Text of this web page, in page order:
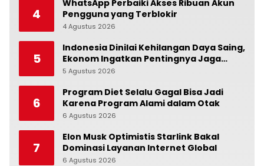
4
WhatsApp Perbaiki Akses Ribuan Akun
Pengguna yang Terblokir
4 Agustus 2026
5
Indonesia Dinilai Kehilangan Daya Saing,
Ekonom Ingatkan Pentingnya Jaga
Independensi Bank Indonesia
5 Agustus 2026
6
Program Diet Selalu Gagal Bisa Jadi
Karena Program Alami dalam Otak
6 Agustus 2026
7
Elon Musk Optimistis Starlink Bakal
Dominasi Layanan Internet Global
6 Agustus 2026